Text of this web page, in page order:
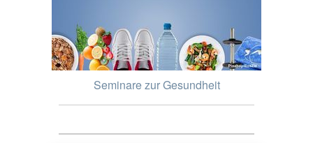
Seminare zur Gesundheit